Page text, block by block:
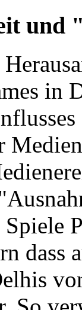
und
in
dass